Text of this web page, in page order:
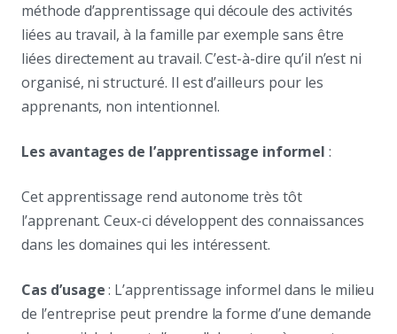
méthode d’apprentissage qui découle des activités
liées au travail, à la famille par exemple sans être
liées directement au travail. C’est-à-dire qu’il n’est ni
organisé, ni structuré. Il est d’ailleurs pour les
apprenants, non intentionnel.
Les avantages de l’apprentissage informel :
Cet apprentissage rend autonome très tôt
l’apprenant. Ceux-ci développent des connaissances
dans les domaines qui les intéressent.
Cas d’usage: L’apprentissage informel dans le milieu
de l’entreprise peut prendre la forme d’une demande